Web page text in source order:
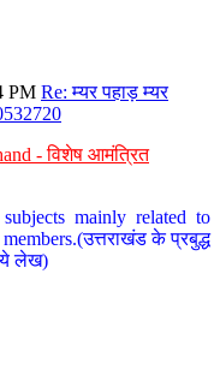
PM Re: म्यर पहाड़ म्यर
- विशेष आमंत्रित
mainly related to
के प्रबुद्ध
लेख)